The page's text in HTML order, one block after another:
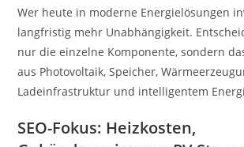
Wer heute in moderne Energielösungen
langfristig mehr Unabhängigkeit.
nur die einzelne Komponente, sondern
aus Photovoltaik, Speicher,
Ladeinfrastruktur und intelligentem
SEO-Fokus: Heizkosten,